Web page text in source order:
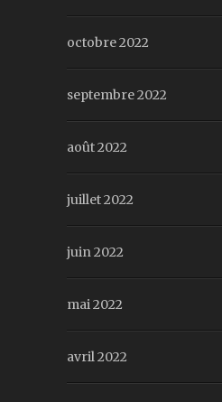
octobre 2022
septembre 2022
août 2022
juillet 2022
juin 2022
mai 2022
avril 2022